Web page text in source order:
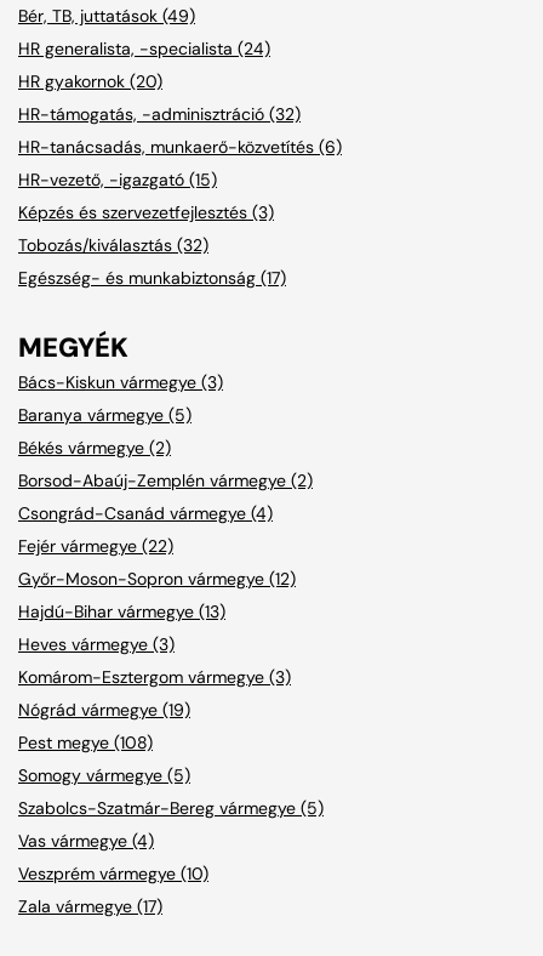
Bér, TB, juttatások (49)
HR generalista, -specialista (24)
HR gyakornok (20)
HR-támogatás, -adminisztráció (32)
HR-tanácsadás, munkaerő-közvetítés (6)
HR-vezető, -igazgató (15)
Képzés és szervezetfejlesztés (3)
Tobozás/kiválasztás (32)
Egészség- és munkabiztonság (17)
MEGYÉK
Bács-Kiskun vármegye (3)
Baranya vármegye (5)
Békés vármegye (2)
Borsod-Abaúj-Zemplén vármegye (2)
Csongrád-Csanád vármegye (4)
Fejér vármegye (22)
Győr-Moson-Sopron vármegye (12)
Hajdú-Bihar vármegye (13)
Heves vármegye (3)
Komárom-Esztergom vármegye (3)
Nógrád vármegye (19)
Pest megye (108)
Somogy vármegye (5)
Szabolcs-Szatmár-Bereg vármegye (5)
Vas vármegye (4)
Veszprém vármegye (10)
Zala vármegye (17)